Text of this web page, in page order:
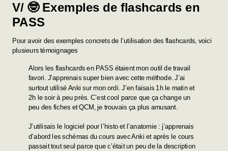
V/ 🤓 Exemples de flashcards en
PASS
Pour avoir des exemples concrets de l’utilisation des flashcards, voici
plusieurs témoignages
Alors les flashcards en PASS étaient mon outil de travail
favori. J’apprenais super bien avec cette méthode. J’ai
surtout utilisé Anki sur mon ordi. J’en faisais 1h le matin et
2h le soir à peu près. C’est cool parce que ça change un
peu des fiches et QCM, je trouvais ça plus amusant.
J’utilisais le logiciel pour l’histo et l’anatomie : j’apprenais
d’abord les schémas du cours avec Anki et après le cours
passait tout seul parce que c’était un peu de la description